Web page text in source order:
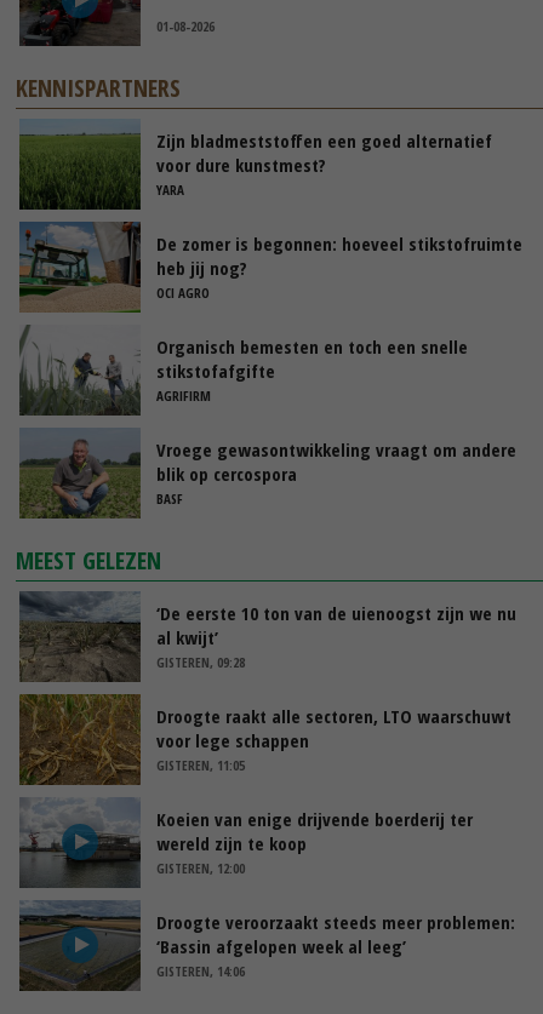
01-08-2026
KENNISPARTNERS
Zijn bladmeststoffen een goed alternatief
voor dure kunstmest?
YARA
De zomer is begonnen: hoeveel stikstofruimte
heb jij nog?
OCI AGRO
Organisch bemesten en toch een snelle
stikstofafgifte
AGRIFIRM
Vroege gewasontwikkeling vraagt om andere
blik op cercospora
BASF
MEEST GELEZEN
‘De eerste 10 ton van de uienoogst zijn we nu
al kwijt’
GISTEREN, 09:28
Droogte raakt alle sectoren, LTO waarschuwt
voor lege schappen
GISTEREN, 11:05
Koeien van enige drijvende boerderij ter
wereld zijn te koop
GISTEREN, 12:00
Droogte veroorzaakt steeds meer problemen:
‘Bassin afgelopen week al leeg’
GISTEREN, 14:06